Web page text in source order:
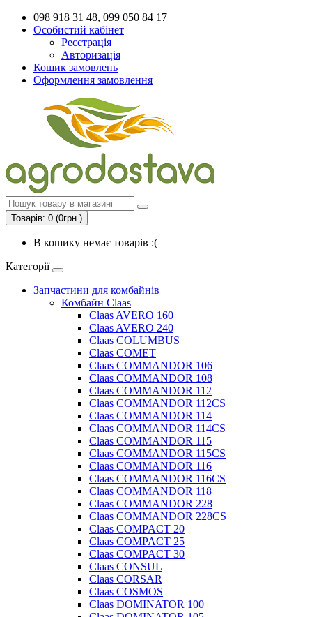
098 918 31 48, 099 050 84 17
Особистий кабінет
Реєстрація
Авторизація
Кошик замовлень
Оформлення замовлення
Товарів: 0 (0грн.)
В кошику немає товарів :(
Категорії
Запчастини для комбайнів
Комбайн Claas
Claas AVERO 160
Claas AVERO 240
Claas COLUMBUS
Claas COMET
Claas COMMANDOR 106
Claas COMMANDOR 108
Claas COMMANDOR 112
Claas COMMANDOR 112CS
Claas COMMANDOR 114
Claas COMMANDOR 114CS
Claas COMMANDOR 115
Claas COMMANDOR 115CS
Claas COMMANDOR 116
Claas COMMANDOR 116CS
Claas COMMANDOR 118
Claas COMMANDOR 228
Claas COMMANDOR 228CS
Claas COMPACT 20
Claas COMPACT 25
Claas COMPACT 30
Claas CONSUL
Claas CORSAR
Claas COSMOS
Claas DOMINATOR 100